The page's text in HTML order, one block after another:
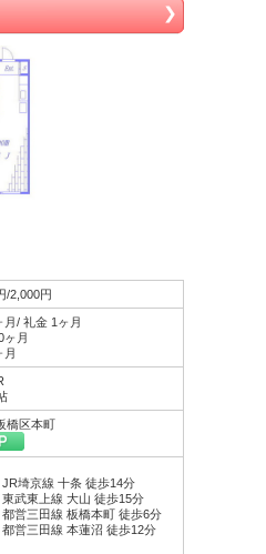
/2,000円
月/ 礼金 1ヶ月
ヶ月
月
橋区本町
JR埼京線 十条 徒歩14分
東武東上線 大山 徒歩15分
都営三田線 板橋本町 徒歩6分
都営三田線 本蓮沼 徒歩12分